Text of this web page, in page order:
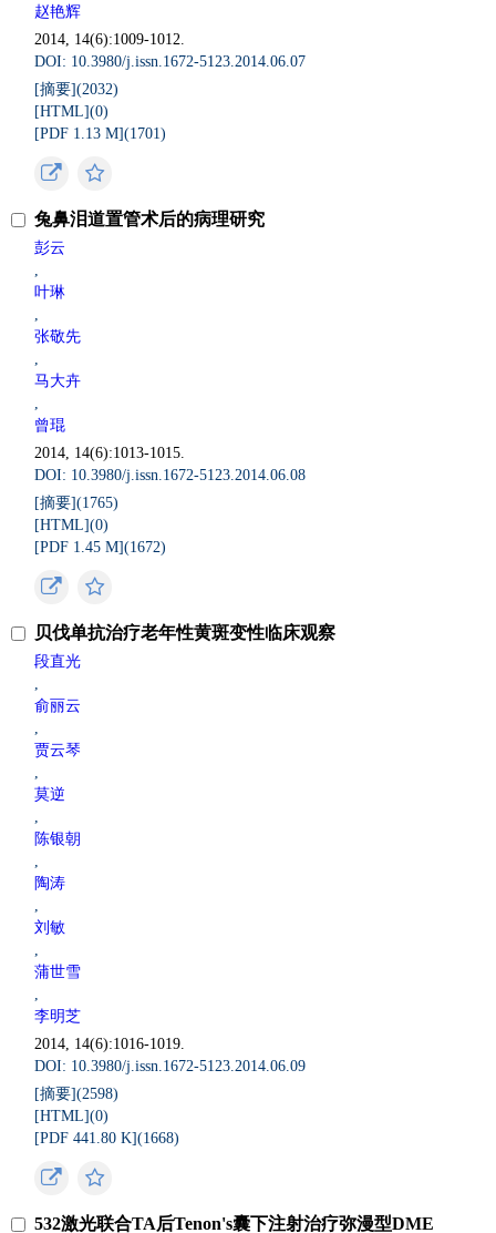
赵艳辉
2014, 14(6):1009-1012.
DOI: 10.3980/j.issn.1672-5123.2014.06.07
[摘要](2032)
[HTML](0)
[PDF 1.13 M](1701)
兔鼻泪道置管术后的病理研究
彭云
,
叶琳
,
张敬先
,
马大卉
,
曾琨
2014, 14(6):1013-1015.
DOI: 10.3980/j.issn.1672-5123.2014.06.08
[摘要](1765)
[HTML](0)
[PDF 1.45 M](1672)
贝伐单抗治疗老年性黄斑变性临床观察
段直光
,
俞丽云
,
贾云琴
,
莫逆
,
陈银朝
,
陶涛
,
刘敏
,
蒲世雪
,
李明芝
2014, 14(6):1016-1019.
DOI: 10.3980/j.issn.1672-5123.2014.06.09
[摘要](2598)
[HTML](0)
[PDF 441.80 K](1668)
532激光联合TA后Tenon's囊下注射治疗弥漫型DME